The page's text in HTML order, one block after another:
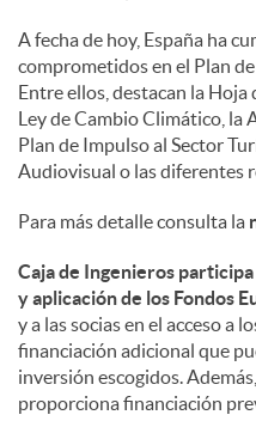
d
o
s
A fecha de hoy, España ha
comprometidos en el Plan
Entre ellos, destacan la
Ley de Cambio Climático, la
Plan de Impulso al Sector
Audiovisual o las diferentes
Para más detalle consulta la
Caja de Ingenieros
y aplicación de los Fondos
y a las socias en el acceso a
financiación adicional que
inversión escogidos.
proporciona financiación